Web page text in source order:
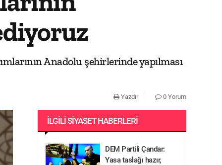
Anadolu şehirlerinde yapılması
Yazdır 0 Yorum
İLGILI SIYASET HABERLERI
DEM Partili Çandar:
Yasa taslağı hazır,